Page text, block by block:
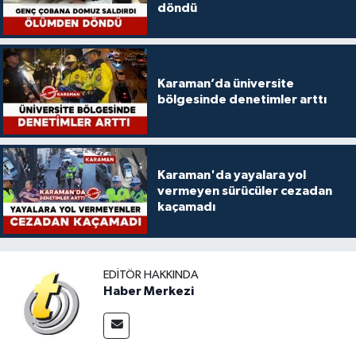
döndü
Karaman’da üniversite
bölgesinde denetimler arttı
Karaman'da yayalara yol
vermeyen sürücüler cezadan
kaçamadı
EDITÖR HAKKINDA
Haber Merkezi